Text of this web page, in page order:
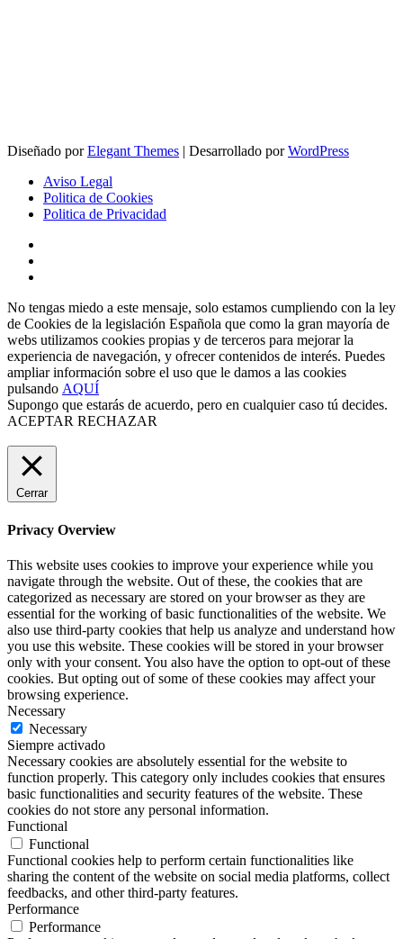
Diseñado porElegant Themes | Desarrollado porWordPress
Aviso Legal
Politica de Cookies
Politica de Privacidad
No tengas miedo a este mensaje, solo estamos cumpliendo con la ley
de Cookies de la legislación Española que como la gran mayoría de
webs utilizamos cookies propias y de terceros para mejorar la
experiencia de navegación, y ofrecer contenidos de interés. Puedes
ampliar información sobre el uso que le damos a las cookies
pulsando AQUÍ
Supongo que estarás de acuerdo, pero en cualquier caso tú decides.
ACEPTAR RECHAZAR
Cerrar
Privacy Overview
This website uses cookies to improve your experience while you
navigate through the website. Out of these, the cookies that are
categorized as necessary are stored on your browser as they are
essential for the working of basic functionalities of the website. We
also use third-party cookies that help us analyze and understand how
you use this website. These cookies will be stored in your browser
only with your consent. You also have the option to opt-out of these
cookies. But opting out of some of these cookies may affect your
browsing experience.
Necessary
Necessary
Siempre activado
Necessary cookies are absolutely essential for the website to
function properly. This category only includes cookies that ensures
basic functionalities and security features of the website. These
cookies do not store any personal information.
Functional
Functional
Functional cookies help to perform certain functionalities like
sharing the content of the website on social media platforms, collect
feedbacks, and other third-party features.
Performance
Performance